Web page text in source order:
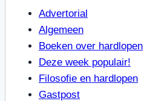
Advertorial
Algemeen
Boeken over hardlopen
Deze week populair!
Filosofie en hardlopen
Gastpost